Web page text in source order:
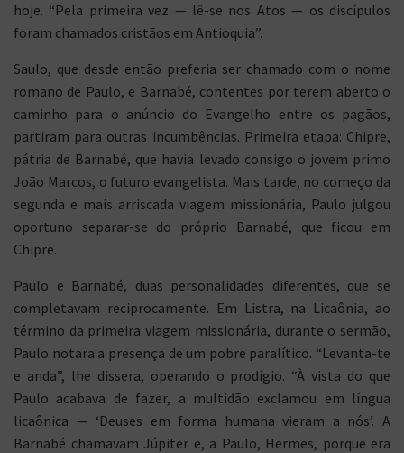
hoje. “Pela primeira vez — lê-se nos Atos — os discípulos
foram chamados cristãos em Antioquia”.
Saulo, que desde então preferia ser chamado com o nome
romano de Paulo, e Barnabé, contentes por terem aberto o
caminho para o anúncio do Evangelho entre os pagãos,
partiram para outras incumbências. Primeira etapa: Chipre,
pátria de Barnabé, que havia levado consigo o jovem primo
João Marcos, o futuro evangelista. Mais tarde, no começo da
segunda e mais arriscada viagem missionária, Paulo julgou
oportuno separar-se do próprio Barnabé, que ficou em
Chipre.
Paulo e Barnabé, duas personalidades diferentes, que se
completavam reciprocamente. Em Listra, na Licaônia, ao
término da primeira viagem missionária, durante o sermão,
Paulo notara a presença de um pobre paralítico. “Levanta-te
e anda”, lhe dissera, operando o prodígio. “À vista do que
Paulo acabava de fazer, a multidão exclamou em língua
licaônica — ‘Deuses em forma humana vieram a nós’. A
Barnabé chamavam Júpiter e, a Paulo, Hermes, porque era